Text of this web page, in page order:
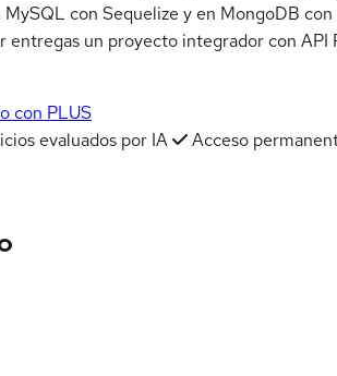
con Sequelize y en MongoDB
entregas un proyecto integrador con
con PLUS
evaluados por IA Acceso